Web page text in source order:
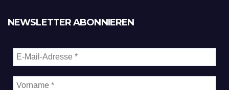
NEWSLETTER ABONNIEREN